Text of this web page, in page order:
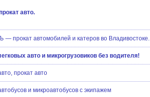
авто.
— прокат автомобилей и катеров во Владивостоке.
авто и микрогрузовиков без водителя!
прокат авто
и микроавтобусов с экипажем